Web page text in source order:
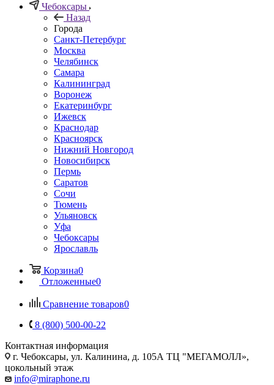
Чебоксары
Назад
Города
Санкт-Петербург
Москва
Челябинск
Самара
Калининград
Воронеж
Екатеринбург
Ижевск
Краснодар
Красноярск
Нижний Новгород
Новосибирск
Пермь
Саратов
Сочи
Тюмень
Ульяновск
Уфа
Чебоксары
Ярославль
Корзина0
Отложенные0
Сравнение товаров0
8 (800) 500-00-22
Контактная информация
г. Чебоксары, ул. Калинина, д. 105А ТЦ "МЕГАМОЛЛ»,
цокольный этаж
info@miraphone.ru